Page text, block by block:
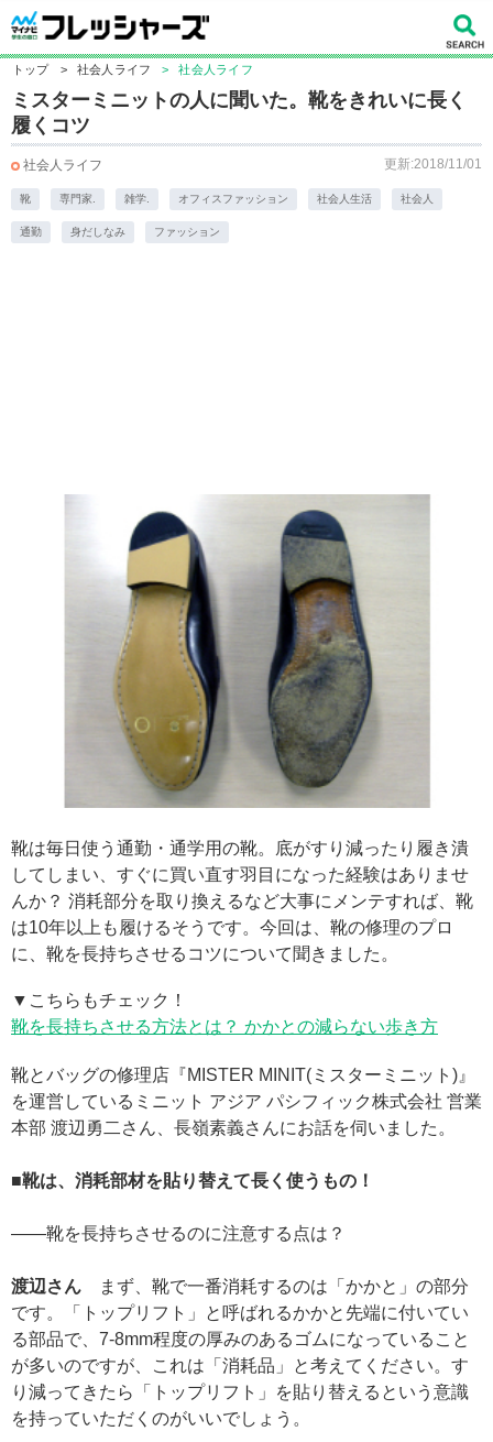
トップ > 社会人ライフ > 社会人ライフ
ミスターミニットの人に聞いた。靴をきれいに長く
履くコツ
社会人ライフ 更新:2018/11/01
靴 専門家. 雑学. オフィスファッション 社会人生活 社会人
通勤 身だしなみ ファッション
靴は毎日使う通勤・通学用の靴。底がすり減ったり履き潰
してしまい、すぐに買い直す羽目になった経験はありませ
んか？ 消耗部分を取り換えるなど大事にメンテすれば、靴
は10年以上も履けるそうです。今回は、靴の修理のプロ
に、靴を長持ちさせるコツについて聞きました。
▼こちらもチェック！
靴を長持ちさせる方法とは？ かかとの減らない歩き方
靴とバッグの修理店『MISTER MINIT(ミスターミニット)』
を運営しているミニット アジア パシフィック株式会社 営業
本部 渡辺勇二さん、長嶺素義さんにお話を伺いました。
■靴は、消耗部材を貼り替えて長く使うもの！
——靴を長持ちさせるのに注意する点は？
渡辺さん まず、靴で一番消耗するのは「かかと」の部分
です。「トップリフト」と呼ばれるかかと先端に付いてい
る部品で、7-8mm程度の厚みのあるゴムになっていること
が多いのですが、これは「消耗品」と考えてください。す
り減ってきたら「トップリフト」を貼り替えるという意識
を持っていただくのがいいでしょう。